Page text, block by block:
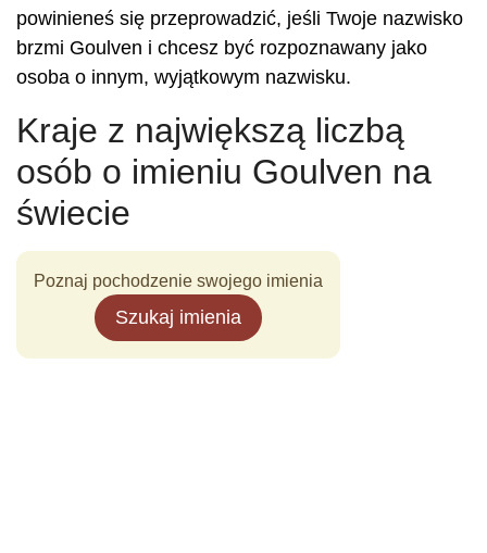
powinieneś się przeprowadzić, jeśli Twoje nazwisko
brzmi Goulven i chcesz być rozpoznawany jako
osoba o innym, wyjątkowym nazwisku.
Kraje z największą liczbą
osób o imieniu Goulven na
świecie
Poznaj pochodzenie swojego imienia
Szukaj imienia